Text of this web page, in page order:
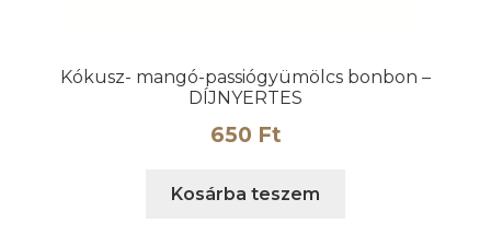
Kókusz- mangó-passiógyümölcs bonbon –
DÍJNYERTES
650 Ft
Kosárba teszem